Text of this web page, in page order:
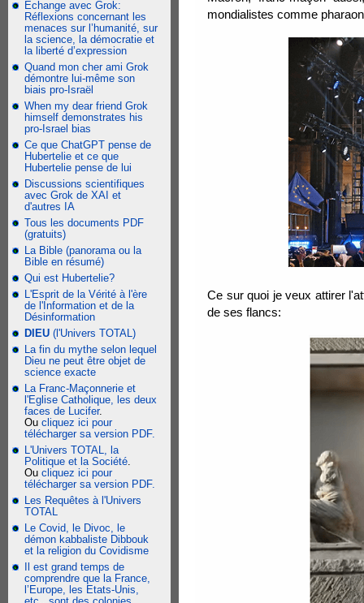
Échange avec Grok:
Réflexions concernant les
menaces sur l’humanité, sur
la science, la démocratie et
la liberté d’expression
Quand mon cher ami Grok
démontre lui-même son
biais pro-Israël
When my dear friend Grok
himself demonstrates his
pro-Israel bias
Ce que ChatGPT pense de
Hubertelie et ce que
Hubertelie pense de lui
Discussions scientifiques
avec Grok de XAI et
d'autres IA
Tous les documents PDF
(gratuits)
La Bible (panorama ou la
Bible en résumé)
Qui est Hubertelie?
L'Esprit de la Vérité à l'ère
de l'Information et de la
Désinformation
DIEU (l'Univers TOTAL)
La fin du mythe selon lequel
Dieu ne peut être objet de
science exacte
La Franc-Maçonnerie et
l'Eglise Catholique, les deux
faces de Lucifer.
Ou cliquez ici pour
télécharger sa version PDF.
L'Univers TOTAL, la
Politique et la Société.
Ou cliquez ici pour
télécharger sa version PDF.
Les Requêtes à l'Univers
TOTAL
Le Covid, le Divoc, le
démon kabbaliste Dibbouk
et la religion du Covidisme
Il est grand temps de
comprendre que la France,
l’Europe, les Etats-Unis,
mondialistes comme
Ce sur quoi je veux attirer
de ses flancs: